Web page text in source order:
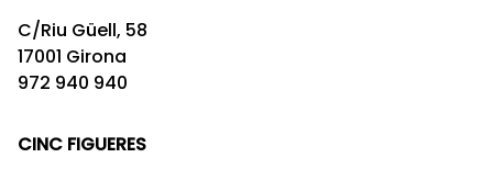
C/Riu Güell, 58
17001 Girona
972 940 940
CINC FIGUERES